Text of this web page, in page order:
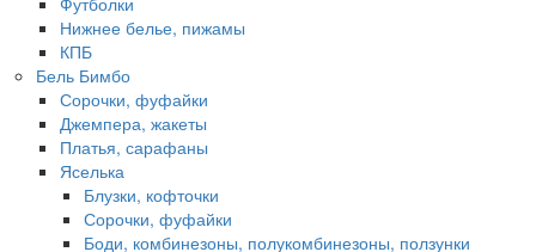
Нижнее белье, пижамы
КПБ
Бель Бимбо
Сорочки, фуфайки
Джемпера, жакеты
Платья, сарафаны
Яселька
Блузки, кофточки
Сорочки, фуфайки
Боди, комбинезоны, полукомбинезоны, ползунки